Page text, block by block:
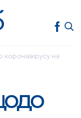
коронавірусу на